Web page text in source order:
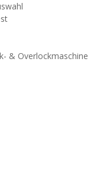
& Overlockmaschine